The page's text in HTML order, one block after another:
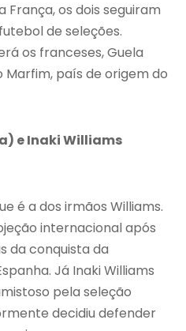
França, os dois seguiram
de seleções.
os franceses, Guela
país de origem do
e Inaki Williams
é a dos irmãos Williams.
internacional após
da conquista da
Já Inaki Williams
pela seleção
decidiu defender